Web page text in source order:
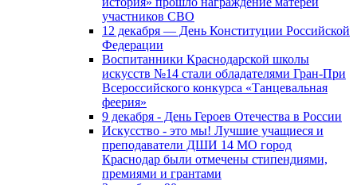
участников СВО
12 декабря — День Конституции Российской
Федерации
Воспитанники Краснодарской школы
искусств №14 стали обладателями Гран-При
Всероссийского конкурса «Танцевальная
феерия»
9 декабря - День Героев Отечества в России
Искусство - это мы! Лучшие учащиеся и
преподаватели ДШИ 14 МО город
Краснодар были отмечены стипендиями,
премиями и грантами